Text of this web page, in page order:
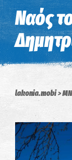
Ναός
lakonia.mobi